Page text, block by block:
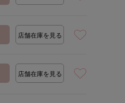
店舗在庫を見る
店舗在庫を見る